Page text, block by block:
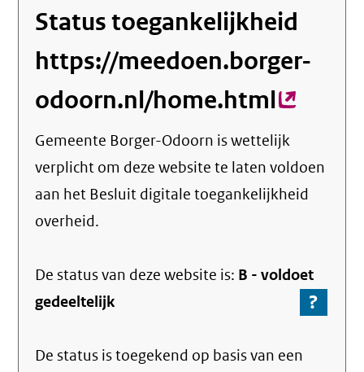
Status toegankelijkheid
https://meedoen.borger-
odoorn.nl/home.html
link)
Gemeente Borger-Odoorn is wettelijk
verplicht om deze website te laten voldoen
aan het Besluit digitale toegankelijkheid
overheid.
De status van dezewebsite is: B -voldoet
gedeeltelijk
?
Ga
De status is toegekend op basis van een